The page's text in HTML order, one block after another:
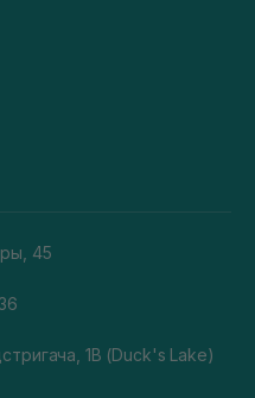
45
1В (Duck's Lake)